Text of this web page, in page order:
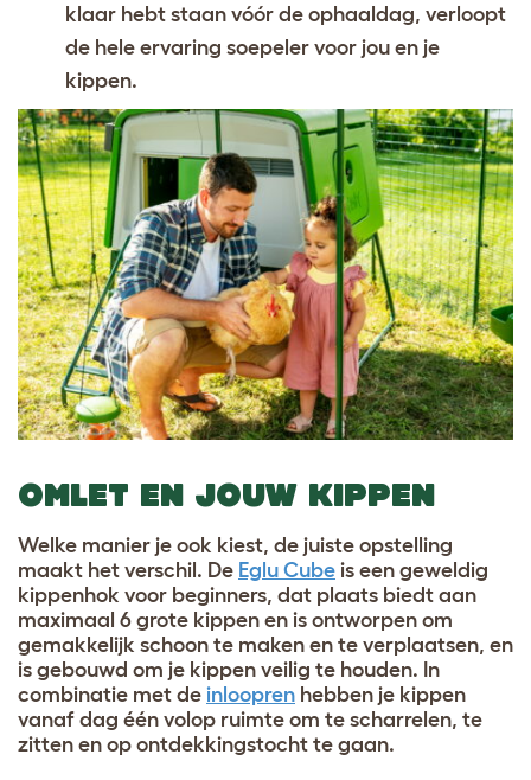
klaar hebt staan vóór de ophaaldag, verloopt
de hele ervaring soepeler voor jou en je
kippen.
OMLET EN JOUW KIPPEN
Welke manier je ook kiest, de juiste opstelling
maakt het verschil. De Eglu Cube is een geweldig
kippenhok voor beginners, dat plaats biedt aan
maximaal 6 grote kippen en is ontworpen om
gemakkelijk schoon te maken en te verplaatsen, en
is gebouwd om je kippen veilig te houden. In
combinatie met de inloopren hebben je kippen
vanaf dag één volop ruimte om te scharrelen, te
zitten en op ontdekkingstocht te gaan.